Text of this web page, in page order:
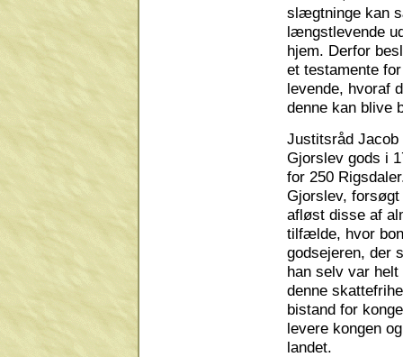
slægtninge kan
længstlevende
hjem. Derfor
et testamente
levende, hvoraf
denne kan blive
Justitsråd
Gjorslev gods i
for 250
Gjorslev,
afløst disse af
tilfælde, hvor
godsejeren, der
han selv var
denne
bistand for
levere kongen
landet.